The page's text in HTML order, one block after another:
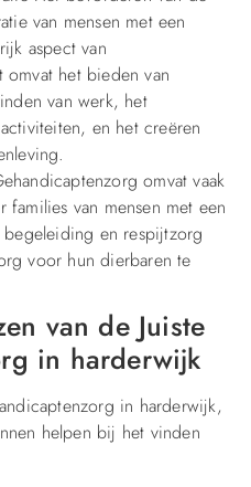
van mensen met een
aspect van
het bieden van
van werk, het
en het creëren
omvat vaak
van mensen met een
en respijtzorg
voor hun dierbaren te
van de Juiste
in harderwijk
in harderwijk,
helpen bij het vinden